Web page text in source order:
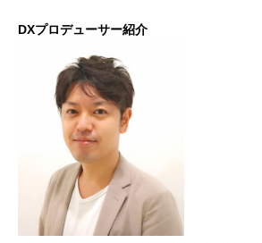
DXプロデューサー紹介